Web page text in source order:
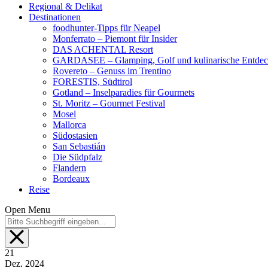
Regional & Delikat
Destinationen
foodhunter-Tipps für Neapel
Monferrato – Piemont für Insider
DAS ACHENTAL Resort
GARDASEE – Glamping, Golf und kulinarische
Rovereto – Genuss im Trentino
FORESTIS, Südtirol
Gotland – Inselparadies für Gourmets
St. Moritz – Gourmet Festival
Mosel
Mallorca
Südostasien
San Sebastián
Die Südpfalz
Flandern
Bordeaux
Reise
Open Menu
21
Dez. 2024